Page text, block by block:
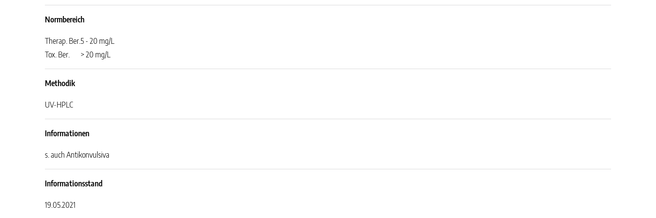
Normbereich
Therap. Ber.5 - 20 mg/L
Tox. Ber.
> 20 mg/L
Methodik
UV-HPLC
Informationen
s. auch Antikonvulsiva
Informationsstand
19.05.2021